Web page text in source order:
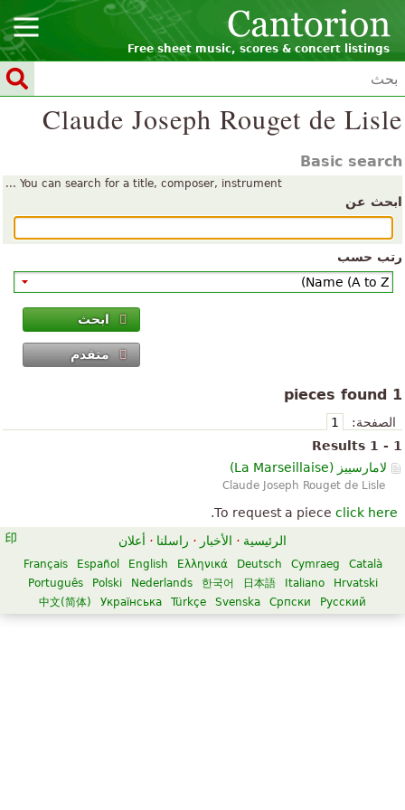
Free sheet music, scores & concert listings
Claude Joseph Rouget de Lisle
Basic search
You can search for a title, composer, instrument ...
ابحث عن
رتب حسب
ابحث
متقدم
1 pieces found
الصفحة:
1
Results 1 - 1
لامارسييز (La Marseillaise
)
Claude Joseph Rouget de Lisle
To request a piece click here
.
الرئيسية · الأخبار · راسلنا · أعلان
Català
Cymraeg
Deutsch
Ελληνικά
English
Español
Français
Hrvatski
Italiano
日本語
한국어
Nederlands
Polski
Português
Русский
Српски
Svenska
Türkçe
Українська
中文(简体)